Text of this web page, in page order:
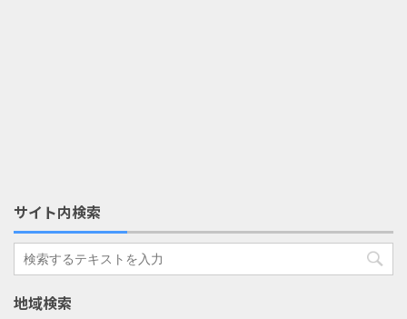
サイト内検索
地域検索